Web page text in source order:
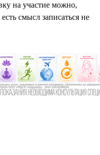
на участие можно,
смысл записаться не